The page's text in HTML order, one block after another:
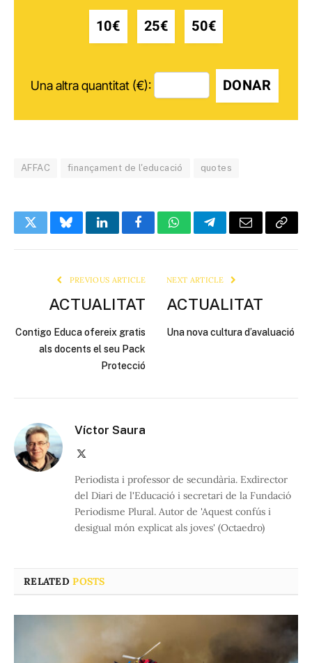
10€ 25€ 50€
Una altra quantitat (€): DONAR
AFFAC finançament de l'educació quotes
TwitterBlueskyLinkedInFacebookWhatsAppTelegramEmail Copy
PREVIOUS ARTICLE
ACTUALITAT
Contigo Educa ofereix gratis
als docents el seu Pack
Protecció
NEXT ARTICLE
ACTUALITAT
Una nova cultura d’avaluació
Víctor Saura
Periodista i professor de secundària. Exdirector
del Diari de l'Educació i secretari de la Fundació
Periodisme Plural. Autor de 'Aquest confús i
desigual món explicat als joves' (Octaedro)
RELATEDPOSTS